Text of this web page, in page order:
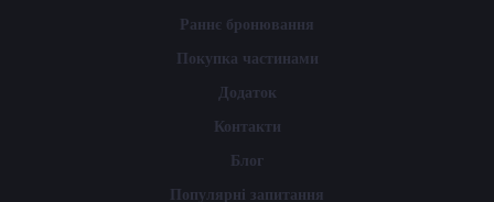
Раннє бронювання
Покупка частинами
Додаток
Контакти
Блог
Популярні запитання